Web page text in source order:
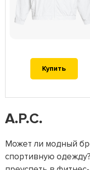
Купить
A.P.C.
Может ли модный
спортивную